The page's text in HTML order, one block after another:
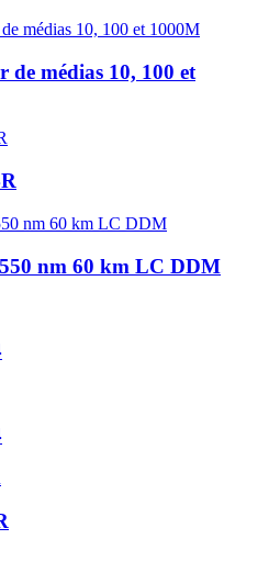
de médias 10, 100 et
nm 60 km LC DDM